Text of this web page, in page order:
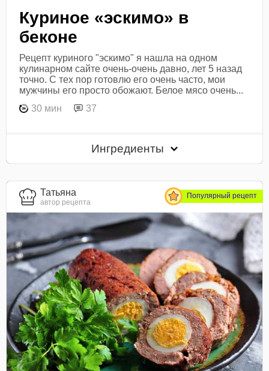
Куриное «эскимо» в
беконе
Рецепт куриного "эскимо" я нашла на одном
кулинарном сайте очень-очень давно, лет 5 назад
точно. С тех пор готовлю его очень часто, мои
мужчины его просто обожают. Белое мясо очень...
30 мин
37
Ингредиенты
Татьяна
автор рецепта
Популярный рецепт